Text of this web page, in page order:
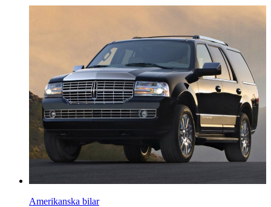
Amerikanska bilar